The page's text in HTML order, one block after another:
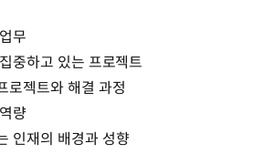
무
중하고 있는 프로젝트
젝트와 해결 과정
량
인재의 배경과 성향